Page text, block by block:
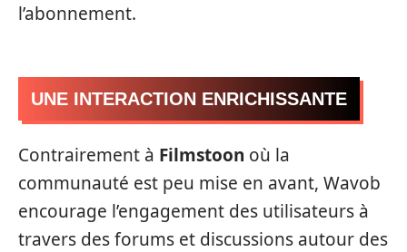
l’abonnement.
UNE INTERACTION ENRICHISSANTE
Contrairement à Filmstoon où la
communauté est peu mise en avant, Wavob
encourage l’engagement des utilisateurs à
travers des forums et discussions autour des